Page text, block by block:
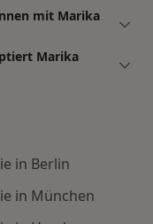
mit Marika
Marika
in Berlin
in München